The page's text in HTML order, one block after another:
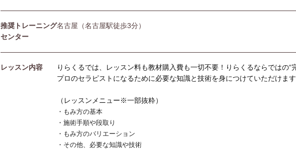
推奨トレーニング
センター
名古屋（名古屋駅徒歩3分）
レッスン内容
りらくるでは、レッスン料も教材購入費も一切不要！りらくるならではの“
プロのセラピストになるために必要な知識と技術を身につけていただけます
（レッスンメニュー※一部抜粋）
・もみ方の基本
・施術手順や段取り
・もみ方のバリエーション
・その他、必要な知識や技術